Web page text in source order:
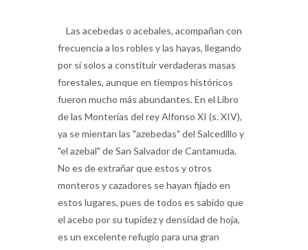
por si solos a constituir verdaderas masas
forestales, aunque en tiempos históricos
fueron mucho más abundantes. En el Libro
de las Monterías del rey Alfonso XI (s. XIV),
ya se mientan las "azebedas" del Salcedillo y
"el azebal" de San Salvador de Cantamuda.
No es de extrañar que estos y otros
monteros y cazadores se hayan fijado en
estos lugares, pues de todos es sabido que
el acebo por su tupidez y densidad de hoja,
es un excelente refugio para una gran
cantidad de especies montanas (corzos,
ciervos, liebres, zorzales y del casi invisible